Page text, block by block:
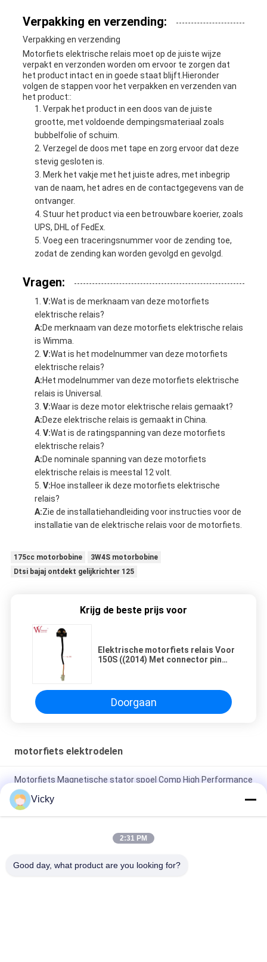
Verpakking en verzending:
Verpakking en verzending
Motorfiets elektrische relais moet op de juiste wijze
verpakt en verzonden worden om ervoor te zorgen dat
het product intact en in goede staat blijft.Hieronder
volgen de stappen voor het verpakken en verzenden van
het product::
Verpak het product in een doos van de juiste
grootte, met voldoende dempingsmateriaal zoals
bubbelfolie of schuim.
Verzegel de doos met tape en zorg ervoor dat deze
stevig gesloten is.
Merk het vakje met het juiste adres, met inbegrip
van de naam, het adres en de contactgegevens van de
ontvanger.
Stuur het product via een betrouwbare koerier, zoals
UPS, DHL of FedEx.
Voeg een traceringsnummer voor de zending toe,
zodat de zending kan worden gevolgd en gevolgd.
Vragen:
V:Wat is de merknaam van deze motorfiets
elektrische relais?
A:De merknaam van deze motorfiets elektrische relais
is Wimma.
V:Wat is het modelnummer van deze motorfiets
elektrische relais?
A:Het modelnummer van deze motorfiets elektrische
relais is Universal.
V:Waar is deze motor elektrische relais gemaakt?
A:Deze elektrische relais is gemaakt in China.
V:Wat is de ratingspanning van deze motorfiets
elektrische relais?
A:De nominale spanning van deze motorfiets
elektrische relais is meestal 12 volt.
V:Hoe installeer ik deze motorfiets elektrische
relais?
A:Zie de installatiehandleiding voor instructies voor de
installatie van de elektrische relais voor de motorfiets.
175cc motorbobine
3W4S motorbobine
Dtsi bajaj ontdekt gelijkrichter 125
Krijg de beste prijs voor
Elektrische motorfiets relais Voor
150S ((2014) Met connector pin
Doorgaan
motorfiets elektrodelen
Motorfiets Magnetische stator spoel Comp High Performance
Motorfiets elektrische onderdelen KRF
Elektrische motorfiets relais connector Kriss 100 voor B2B
kopers Goede prestaties Mannelijke 6.3mm
connector pin type 12V
Vicky
2:31 PM
Good day, what product are you looking for?